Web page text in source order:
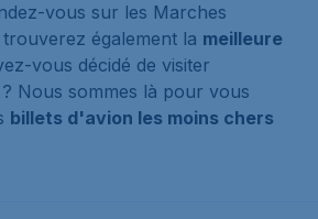
vous sur les Marches
également la meilleure
vous décidé de visiter
Nous sommes là pour vous
billets d'avion les moins chers